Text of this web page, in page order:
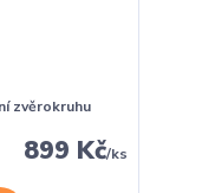
zvěrokruhu
899 Kč/ks